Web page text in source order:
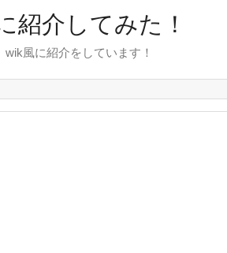
介してみた！
風に紹介をしています！